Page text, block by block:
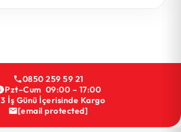
0850 259 59 21
Pzt–Cum 09:00 – 17:00
3 İş Günü İçerisinde Kargo
[email protected]